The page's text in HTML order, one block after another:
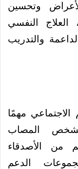
وتحسين
العلاج النفسي
والتدريب
الاجتماعي مهمًا
المصاب
من الأصدقاء
الدعم